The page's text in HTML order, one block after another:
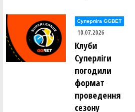
Суперліга GGBET
10.07.2026
Клуби
Суперліги
погодили
формат
проведення
сезону